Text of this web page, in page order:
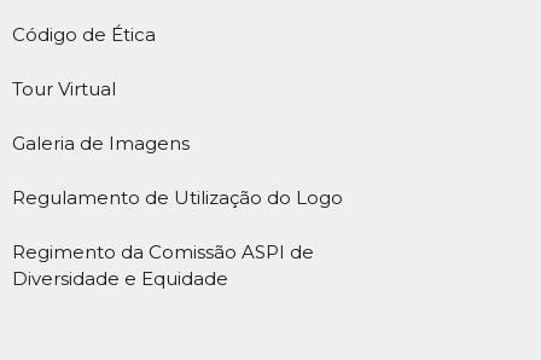
Código de Ética
Tour Virtual
Galeria de Imagens
Regulamento de Utilização do Logo
Regimento da Comissão ASPI de
Diversidade e Equidade